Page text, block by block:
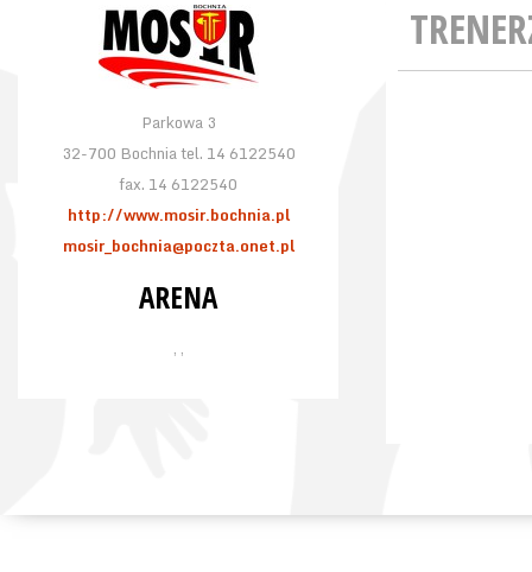
Parkowa 3
32-700 Bochnia tel. 14 6122540
fax. 14 6122540
http://www.mosir.bochnia.pl
mosir_bochnia@poczta.onet.pl
ARENA
, ,